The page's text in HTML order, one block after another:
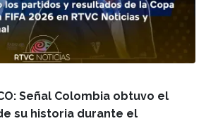
Señal Colombia obtuvo el
su historia durante el